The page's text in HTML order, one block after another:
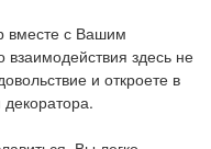
вместе с Вашим
здесь не
и откроете в